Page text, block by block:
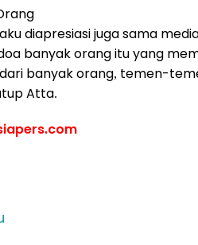
diapresiasi juga sama
banyak orang itu yang
banyak orang, temen-
Atta.